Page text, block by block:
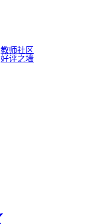
教师社区
好评之墙